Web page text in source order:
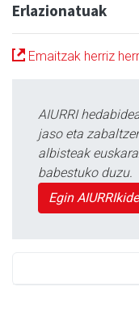
Erlazionatuak
Emaitzak herriz
AIURRI
jaso eta
albisteak
babestuko duzu.
Egin